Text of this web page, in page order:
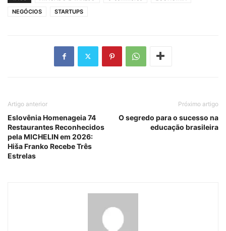
NEGÓCIOS
STARTUPS
Artigo anterior
Eslovênia Homenageia 74
Restaurantes Reconhecidos
pela MICHELIN em 2026:
Hiša Franko Recebe Três
Estrelas
Próximo artigo
O segredo para o sucesso na
educação brasileira